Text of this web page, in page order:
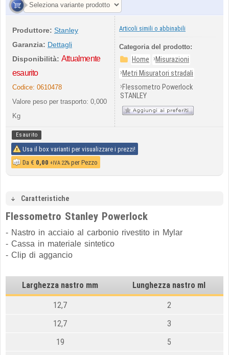
Produttore: Stanley
Garanzia: Dettagli
Disponibilità: Attualmente
esaurito
Codice: 0610478
Valore peso per trasporto: 0,000
Kg
Articoli simili o abbinabili
Categoria del prodotto:
Home ›Misurazioni
›Metri Misuratori stradali
›Flessometro Powerlock
STANLEY
Esaurito
Usa il box varianti per visualizzare i prezzi!
Da € 0,00 +IVA 22% per Pezzo
Caratteristiche
Flessometro Stanley Powerlock
- Nastro in acciaio al carbonio rivestito in Mylar
- Cassa in materiale sintetico
- Clip di aggancio
Larghezza nastro mm Lunghezza nastro ml
12,7
2
12,7
3
19
5